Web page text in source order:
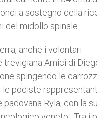
a sostegno della
del midollo spinale.
anche i volontari
trevigiana Amici di
spingendo le
le podiste
padovana Ryla, con la